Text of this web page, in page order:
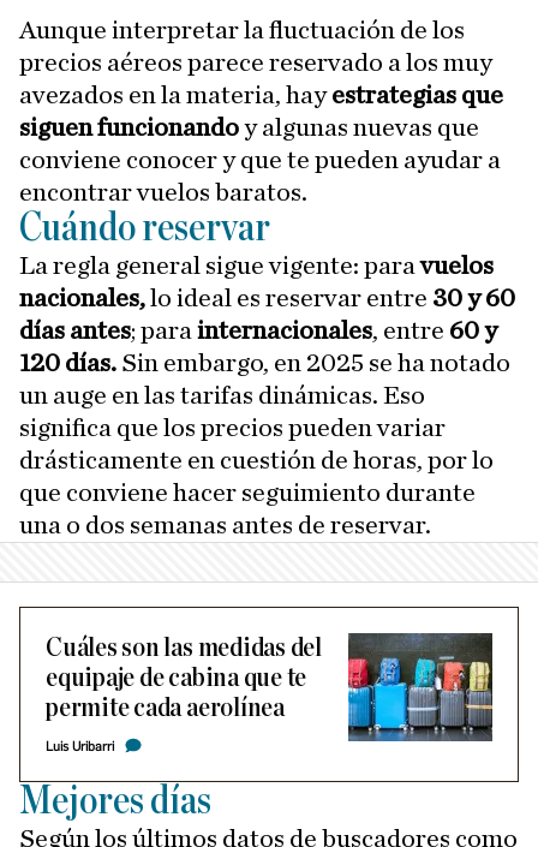
Aunque interpretar la fluctuación de los
precios aéreos parece reservado a los muy
avezados en la materia, hayestrategias que
siguen funcionandoy algunas nuevas que
conviene conocer y que te pueden ayudar a
encontrar vuelos baratos.
Cuándo reservar
La regla general sigue vigente: paravuelos
nacionales,lo ideal es reservar entre 30 y 60
días antes; para internacionales, entre 60 y
120 días. Sin embargo, en 2025 se ha notado
un auge en las tarifas dinámicas. Eso
significa que los precios pueden variar
drásticamente en cuestión de horas, por lo
que conviene hacer seguimiento durante
una o dos semanas antes de reservar.
Cuáles son las medidas del
equipaje de cabina que te
permite cada aerolínea
Luis Uribarri
Mejores días
Según los últimos datos de buscadores como